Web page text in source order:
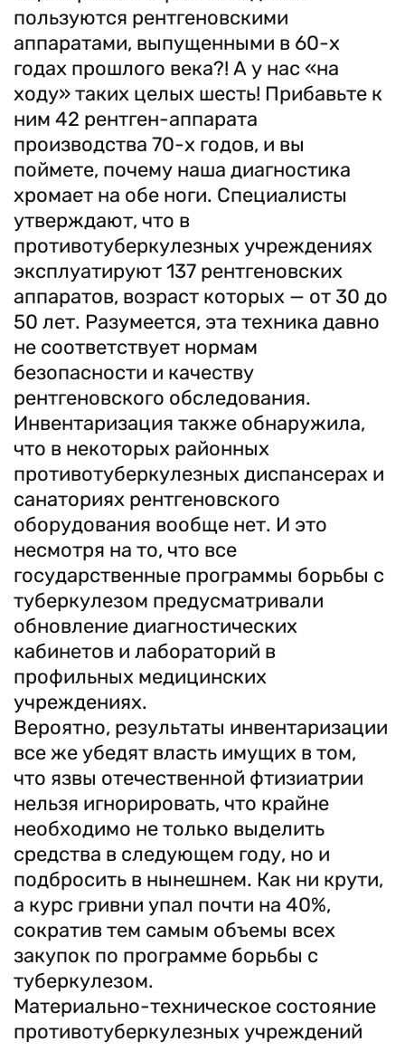
пользуются рентгеновскими
аппаратами, выпущенными в 60-х
годах прошлого века?! А у нас «на
ходу» таких целых шесть! Прибавьте к
ним 42 рентген-аппарата
производства 70-х годов, и вы
поймете, почему наша диагностика
хромает на обе ноги. Специалисты
утверждают, что в
противотуберкулезных учреждениях
эксплуатируют 137 рентгеновских
аппаратов, возраст которых — от 30 до
50 лет. Разумеется, эта техника давно
не соответствует нормам
безопасности и качеству
рентгеновского обследования.
Инвентаризация также обнаружила,
что в некоторых районных
противотуберкулезных диспансерах и
санаториях рентгеновского
оборудования вообще нет. И это
несмотря на то, что все
государственные программы борьбы с
туберкулезом предусматривали
обновление диагностических
кабинетов и лабораторий в
профильных медицинских
учреждениях.
Вероятно, результаты инвентаризации
все же убедят власть имущих в том,
что язвы отечественной фтизиатрии
нельзя игнорировать, что крайне
необходимо не только выделить
средства в следующем году, но и
подбросить в нынешнем. Как ни крути,
а курс гривни упал почти на 40%,
сократив тем самым объемы всех
закупок по программе борьбы с
туберкулезом.
Материально-техническое состояние
противотуберкулезных учреждений